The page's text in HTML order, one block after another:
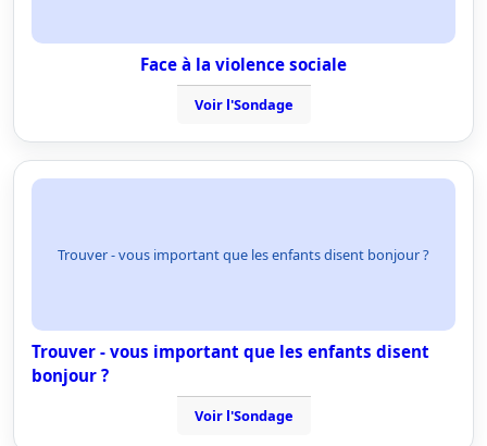
Face à la violence sociale
Voir l'Sondage
Trouver - vous important que les enfants disent bonjour ?
Trouver - vous important que les enfants disent
bonjour ?
Voir l'Sondage